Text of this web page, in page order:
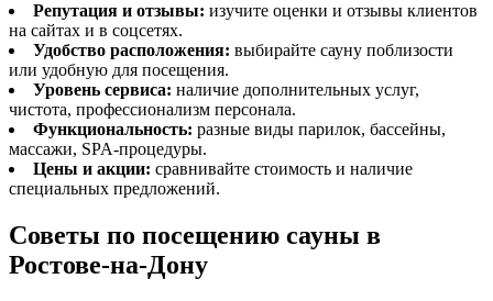
Репутация и отзывы: изучите оценки и отзывы клиентов
на сайтах и в соцсетях.
Удобство расположения: выбирайте сауну поблизости
или удобную для посещения.
Уровень сервиса: наличие дополнительных услуг,
чистота, профессионализм персонала.
Функциональность: разные виды парилок, бассейны,
массажи, SPA-процедуры.
Цены и акции: сравнивайте стоимость и наличие
специальных предложений.
Советы по посещению сауны в
Ростове-на-Дону